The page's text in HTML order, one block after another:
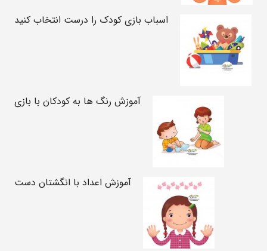
اسباب بازی کودک را درست انتخاب کنید
آموزش رنگ ها به کودکان با بازی
آموزش اعداد با انگشتان دست